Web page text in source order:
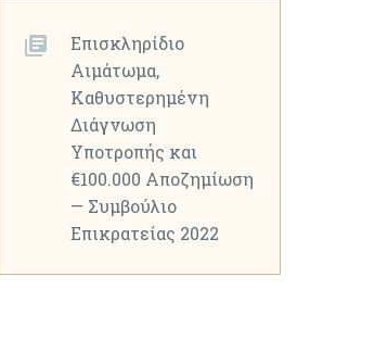
Επισκληρίδιο
Αιμάτωμα,
Καθυστερημένη
Διάγνωση
Υποτροπής και
€100.000 Αποζημίωση
— Συμβούλιο
Επικρατείας 2022